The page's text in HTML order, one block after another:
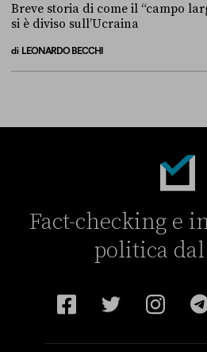
Breve storia di come il “campo
si è diviso sull’Ucraina
di LEONARDO BECCHI
Fact-checking e
politica dal